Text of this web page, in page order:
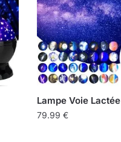
Lampe Voie Lactée
79.99 €